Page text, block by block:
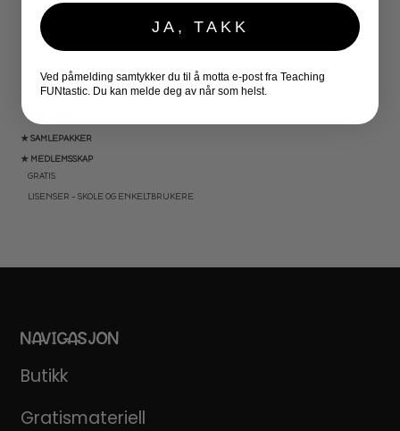
PLANLEGGERE
KLASSEROMSDEKOR
KLASSELEDELSE
BRAIN BREAKS
★ SPILL
★ SAMLEPAKKER
★ MEDLEMSSKAP
GRATIS
LISENSER – SKOLE OG ENKELTBRUKERE
NAVIGASJON
Butikk
Gratismateriell
JA, TAKK
Ved påmelding samtykker du til å motta e-post fra Teaching
FUNtastic. Du kan melde deg av når som helst.